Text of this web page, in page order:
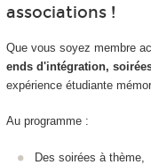
associations !
Que vous soyez membre
ends d'intégration,
expérience étudiante
Au programme :
Des soirées à thème,